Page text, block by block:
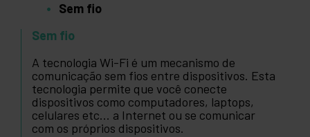
Sem fio
Sem fio
A tecnologia Wi-Fi é um mecanismo de
comunicação sem fios entre dispositivos. Esta
tecnologia permite que você conecte
dispositivos como computadores, laptops,
celulares etc... a Internet ou se comunicar
com os próprios dispositivos.